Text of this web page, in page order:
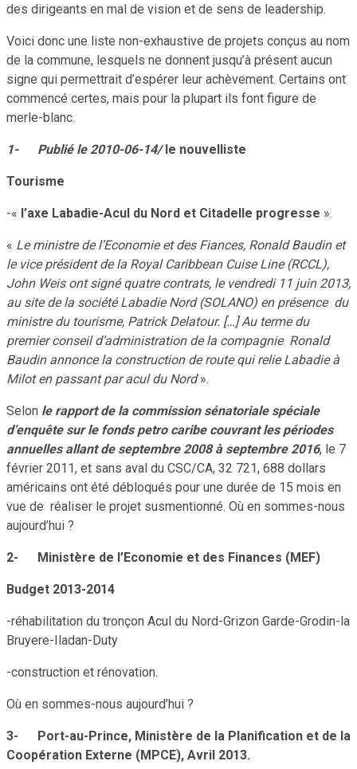
des dirigeants en mal de vision et de sens de leadership.
Voici donc une liste non-exhaustive de projets conçus au nom
de la commune, lesquels ne donnent jusqu’à présent aucun
signe qui permettrait d’espérer leur achèvement. Certains ont
commencé certes, mais pour la plupart ils font figure de
merle-blanc.
1- Publié le 2010-06-14/le nouvelliste
Tourisme
-« l’axe Labadie-Acul du Nord et Citadelle progresse ».
« Le ministre de l’Economie et des Fiances, Ronald Baudin et
le vice président de la Royal Caribbean Cuise Line (RCCL),
John Weis ont signé quatre contrats, le vendredi 11 juin 2013,
au site de la société Labadie Nord (SOLANO) en présence du
ministre du tourisme, Patrick Delatour. […] Au terme du
premier conseil d’administration de la compagnie Ronald
Baudin annonce la construction de route qui relie Labadie à
Milot en passant par acul du Nord».
Selon le rapport de la commission sénatoriale spéciale
d’enquête sur le fonds petro caribe couvrant les périodes
annuelles allant de septembre 2008 à septembre 2016, le 7
février 2011, et sans aval du CSC/CA, 32 721, 688 dollars
américains ont été débloqués pour une durée de 15 mois en
vue de réaliser le projet susmentionné. Où en sommes-nous
aujourd’hui ?
2- Ministère de l’Economie et des Finances (MEF)
Budget 2013-2014
-réhabilitation du tronçon Acul du Nord-Grizon Garde-Grodin-la
Bruyere-Iladan-Duty
-construction et rénovation.
Où en sommes-nous aujourd’hui ?
3- Port-au-Prince, Ministère de la Planification et de la
Coopération Externe (MPCE), Avril 2013.